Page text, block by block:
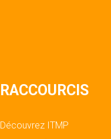
RACCOURCIS
Découvrez ITMP